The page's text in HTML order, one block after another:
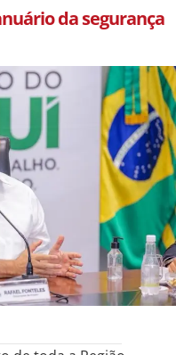
da segurança